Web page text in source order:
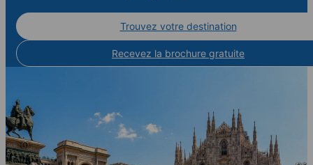
Trouvez votre destination
Recevez la brochure gratuite